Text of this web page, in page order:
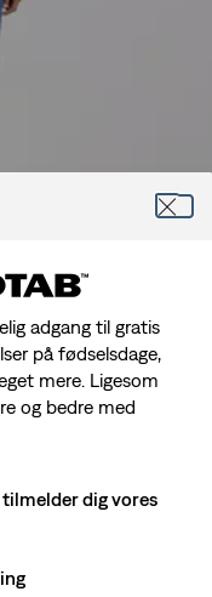
Wearing Size 30 x 32
Denim
adgang til gratis
på fødselsdage,
mere. Ligesom
og bedre med
tilmelder dig vores